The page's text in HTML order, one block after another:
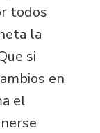
todos
la
si
en
el